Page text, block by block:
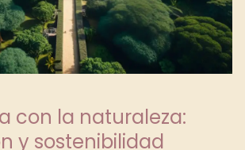
con la naturaleza:
y sostenibilidad